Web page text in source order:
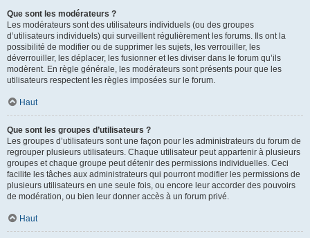
Que sont les modérateurs ?
Les modérateurs sont des utilisateurs individuels (ou des groupes
d’utilisateurs individuels) qui surveillent régulièrement les forums. Ils ont la
possibilité de modifier ou de supprimer les sujets, les verrouiller, les
déverrouiller, les déplacer, les fusionner et les diviser dans le forum qu’ils
modèrent. En règle générale, les modérateurs sont présents pour que les
utilisateurs respectent les règles imposées sur le forum.
Haut
Que sont les groupes d’utilisateurs ?
Les groupes d’utilisateurs sont une façon pour les administrateurs du forum de
regrouper plusieurs utilisateurs. Chaque utilisateur peut appartenir à plusieurs
groupes et chaque groupe peut détenir des permissions individuelles. Ceci
facilite les tâches aux administrateurs qui pourront modifier les permissions de
plusieurs utilisateurs en une seule fois, ou encore leur accorder des pouvoirs
de modération, ou bien leur donner accès à un forum privé.
Haut